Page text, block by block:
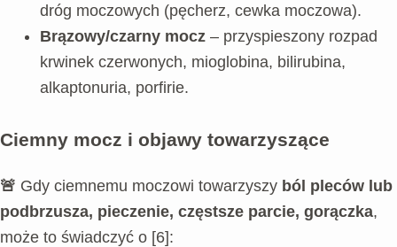
dróg moczowych (pęcherz, cewka moczowa).
Brązowy/czarny mocz – przyspieszony rozpad
krwinek czerwonych, mioglobina, bilirubina,
alkaptonuria, porfirie.
Ciemny mocz i objawy towarzyszące
🚨 Gdy ciemnemu moczowi towarzyszy ból pleców lub
podbrzusza, pieczenie, częstsze parcie, gorączka,
może to świadczyć o [6]: